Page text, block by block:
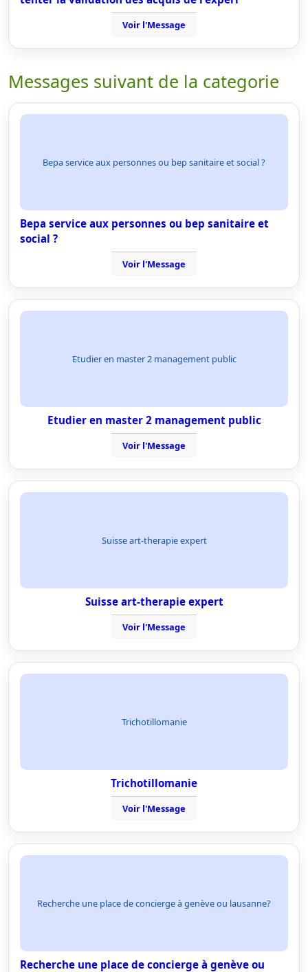
Voir l'Message
Messages suivant de la categorie
Bepa service aux personnes ou bep sanitaire et social ?
Bepa service aux personnes ou bep sanitaire et
social ?
Voir l'Message
Etudier en master 2 management public
Etudier en master 2 management public
Voir l'Message
Suisse art-therapie expert
Suisse art-therapie expert
Voir l'Message
Trichotillomanie
Trichotillomanie
Voir l'Message
Recherche une place de concierge à genève ou lausanne?
Recherche une place de concierge à genève ou